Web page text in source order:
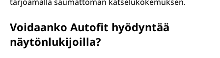
Voidaanko Autofit hyödyntää
näytönlukijoilla?